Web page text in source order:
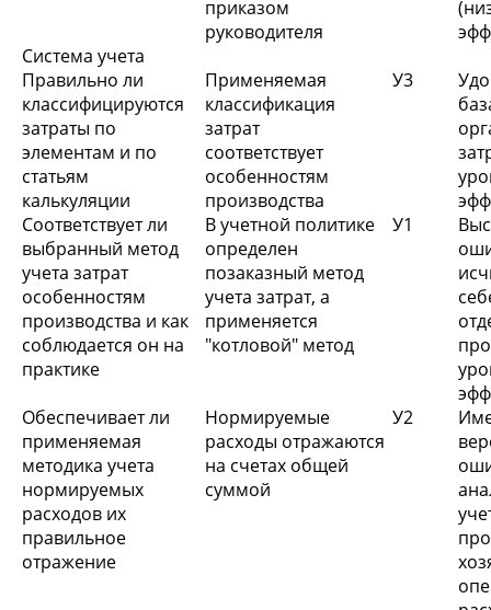
приказом
руководителя
Система учета
Правильно ли
классифицируются
затраты по
элементам и по
статьям
калькуляции
Применяемая
классификация
затрат
соответствует
особенностям
производства
У3
Соответствует ли
выбранный метод
учета затрат
особенностям
производства и как
соблюдается он на
практике
В учетной политике
определен
позаказный метод
учета затрат, а
применяется
"котловой" метод
У1
Обеспечивает ли
применяемая
методика учета
нормируемых
расходов их
правильное
отражение
Нормируемые
расходы отражаются
на счетах общей
суммой
У2